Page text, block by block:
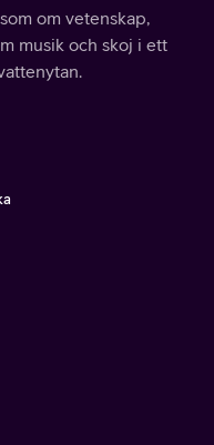
om vetenskap,
musik och skoj i ett